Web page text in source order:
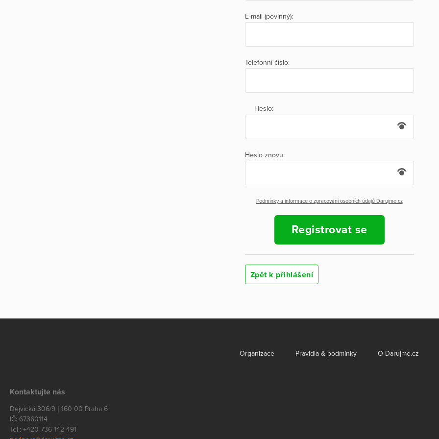
E-mail (povinný):
Telefonní číslo:
Heslo:
Heslo znovu:
Podmínky a informace o zpracování osobních údajů Darujme.cz
Registrovat se
Zpět k přihlášení
Organizace Pravidla & podmínky O Darujme.cz
Kontaktujte nás
Dejvická 306/9 | 160 00 Praha 6
IČ: 67360114
Tel.: +420 736 142 491